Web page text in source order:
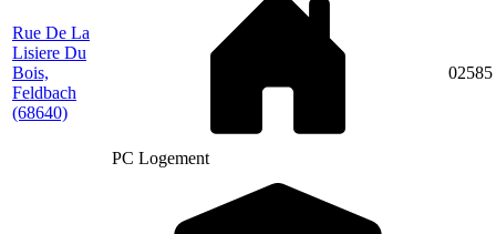
Rue De La
Lisiere Du
Bois,
Feldbach
(68640)
PC Logement
02585